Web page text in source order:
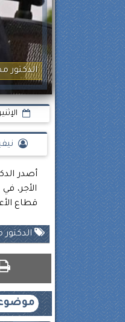
الإثنين، 24
الأجر،
قطاع